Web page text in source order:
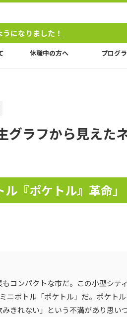
！
休職中の方へ プログ
グラフから見えた
『ポケトル』革命」
コンパクトな市だ。この小型シテ
ニボトル「ポケトル」だ。ポケト
きれない」という不満があり思